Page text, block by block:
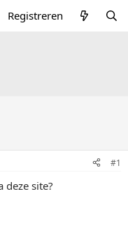
Registreren
#1
deze site?